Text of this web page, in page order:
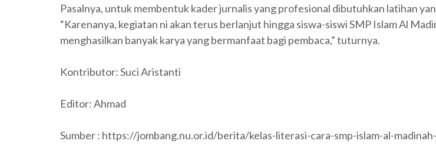
Pasalnya, untuk membentuk kader jurnalis yang profesional dibutuhkan latihan
“Karenanya, kegiatan ni akan terus berlanjut hingga siswa-siswi SMP Islam Al
menghasilkan banyak karya yang bermanfaat bagi pembaca,” tuturnya.
Kontributor: Suci Aristanti
Editor: Ahmad
Sumber : https://jombang.nu.or.id/berita/kelas-literasi-cara-smp-islam-al-